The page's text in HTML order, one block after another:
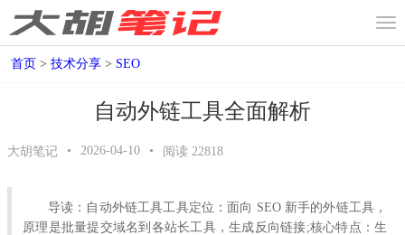
首页 > 技术分享 > SEO
自动外链工具全面解析
大胡笔记 • 2026-04-10 • 阅读 22818
导读：自动外链工具工具定位：面向 SEO 新手的外链工具，
原理是批量提交域名到各站长工具，生成反向链接;核心特点：生